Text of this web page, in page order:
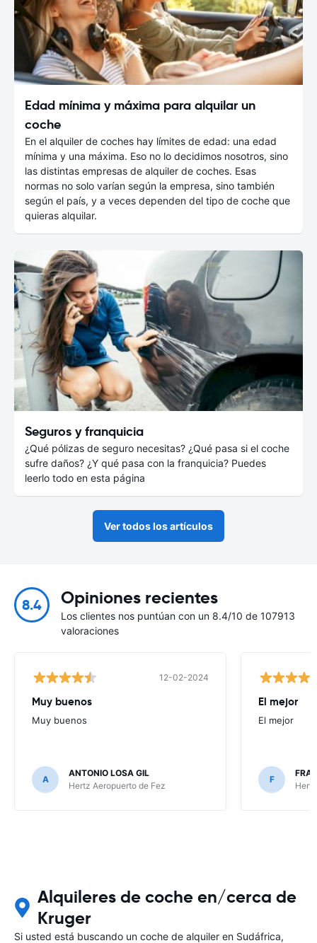
Edad mínima y máxima para alquilar un
coche
En el alquiler de coches hay límites de edad: una edad
mínima y una máxima. Eso no lo decidimos nosotros, sino
las distintas empresas de alquiler de coches. Esas
normas no solo varían según la empresa, sino también
según el país, y a veces dependen del tipo de coche que
quieras alquilar.
Seguros y franquicia
¿Qué pólizas de seguro necesitas? ¿Qué pasa si el coche
sufre daños? ¿Y qué pasa con la franquicia? Puedes
leerlo todo en esta página
Ver todos los artículos
8.4 Opiniones recientes
Los clientes nos puntúan con un 8.4/10 de 107913
valoraciones
12-02-2024
Muy buenos
Muy buenos
A
ANTONIO LOSA GIL
Hertz Aeropuerto de Fez
El mejor
El mejor
F
Alquileres de coche en/cerca de
Kruger
Si usted está buscando un coche de alquiler en Sudáfrica,